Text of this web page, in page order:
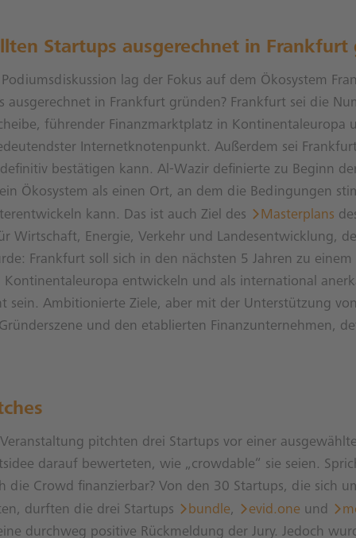
Startups ausgerechnet in Frankfurt
lag der Fokus auf dem Ökosystem
ausgerechnet in Frankfurt gründen? Frankfurt sei die
führender Finanzmarktplatz in Kontinentaleuropa
Internetknotenpunkt. Außerdem sei
bestätigen kann. Al-Wazir definierte zu Beginn
Ökosystem als einen Ort, an dem die Bedingungen
kann. Das ist auch Ziel des
Masterplans
Wirtschaft, Energie, Verkehr und Landesentwicklung,
Frankfurt soll sich in den nächsten 5 Jahren zu
Kontinentaleuropa entwickeln und als international
sein. Ambitionierte Ziele, aber mit der Unterstützung
und den etablierten Finanzunternehmen,
pitchten drei Startups vor einer
darauf bewerteten, wie „crowdable“ sie seien.
die Crowd finanzierbar? Von den 30 Startups, die sich
durften die drei Startups
bundle, evid.one und
durchweg positive Rückmeldung der Jury. Jedoch